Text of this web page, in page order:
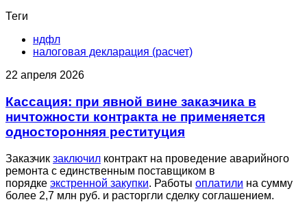
Теги
ндфл
налоговая декларация (расчет)
22 апреля 2026
Кассация: при явной вине заказчика в
ничтожности контракта не применяется
односторонняя реституция
Заказчик заключил контракт на проведение аварийного
ремонта с единственным поставщиком в
порядке экстренной закупки. Работы оплатили на сумму
более 2,7 млн руб. и расторгли сделку соглашением.